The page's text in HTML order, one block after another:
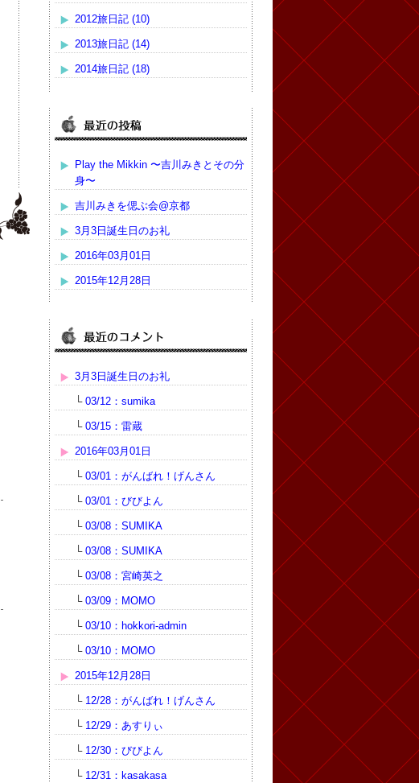
2012旅日記 (10)
2013旅日記 (14)
2014旅日記 (18)
Play the Mikkin 〜吉川みきとその分
身〜
吉川みきを偲ぶ会@京都
3月3日誕生日のお礼
2016年03月01日
2015年12月28日
3月3日誕生日のお礼
└ 03/12：sumika
└ 03/15：雷蔵
2016年03月01日
└ 03/01：がんばれ！げんさん
└ 03/01：びびよん
└ 03/08：SUMIKA
└ 03/08：SUMIKA
└ 03/08：宮崎英之
└ 03/09：MOMO
└ 03/10：hokkori-admin
└ 03/10：MOMO
2015年12月28日
└ 12/28：がんばれ！げんさん
└ 12/29：あすりぃ
└ 12/30：びびよん
└ 12/31：kasakasa